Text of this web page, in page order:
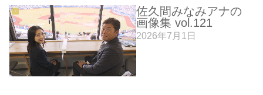
佐久間みなみアナの
画像集 vol.121
2026年7月1日